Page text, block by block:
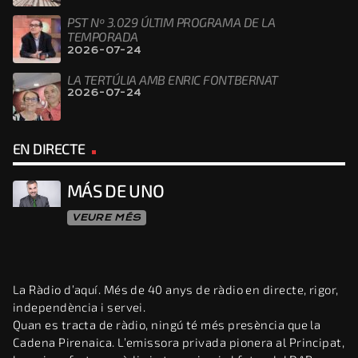
PST Nº 3.029 ÚLTIM PROGRAMA DE LA
TEMPORADA
2026-07-24
LA TERTÚLIA AMB ENRIC FONTBERNAT
2026-07-24
EN DIRECTE
MÁS DE UNO
VEURE MÉS
La Ràdio d’aquí. Més de 40 anys de ràdio en directe, rigor,
independència i servei.
Quan es tracta de ràdio, ningú té més presència que la
Cadena Pirenaica. L’emissora privada pionera al Principat,